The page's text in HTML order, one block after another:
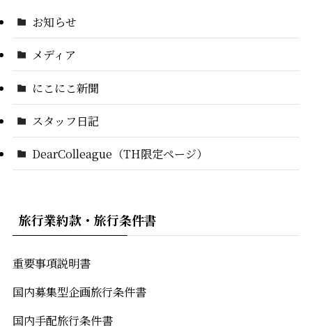
お知らせ
メディア
にこにこ新聞
スタッフ日記
DearColleague（TH限定ページ）
旅行業約款・旅行条件書
重要事項説明書
国内募集型企画旅行条件書
国内手配旅行条件書